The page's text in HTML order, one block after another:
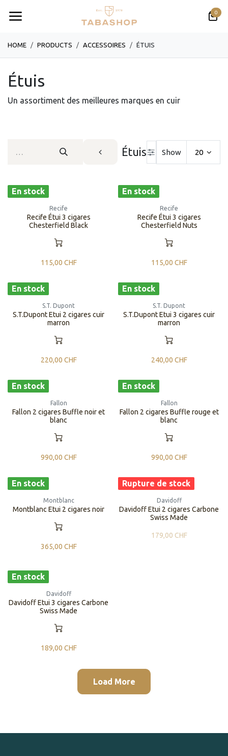
0
HOME PRODUCTS ​​​​​​​​​​ACCESSOIRES ​ÉTUIS
​Étuis
Un assortiment des meilleures marques en cuir
​Étuis Show 20
En stock
Recife
Recife Étui 3 cigares
Chesterfield Black
115,00 CHF
En stock
Recife
Recife Étui 3 cigares
Chesterfield Nuts
115,00 CHF
En stock
S.T. Dupont
S.T.Dupont Etui 2 cigares cuir
marron
220,00 CHF
En stock
S.T. Dupont
S.T.Dupont Etui 3 cigares cuir
marron
240,00 CHF
En stock
Fallon
Fallon 2 cigares Buffle noir et
blanc
990,00 CHF
En stock
Fallon
Fallon 2 cigares Buffle rouge et
blanc
990,00 CHF
En stock
Montblanc
Montblanc Etui 2 cigares noir
365,00 CHF
Rupture de stock
Davidoff
Davidoff Etui 2 cigares Carbone
Swiss Made
179,00 CHF
En stock
Davidoff
Davidoff Etui 3 cigares Carbone
Swiss Made
189,00 CHF
Load More